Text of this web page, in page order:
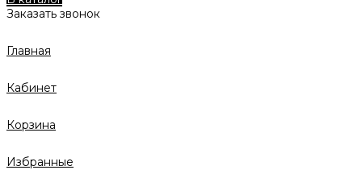
Заказать звонок
Главная
Кабинет
Корзина
Избранные